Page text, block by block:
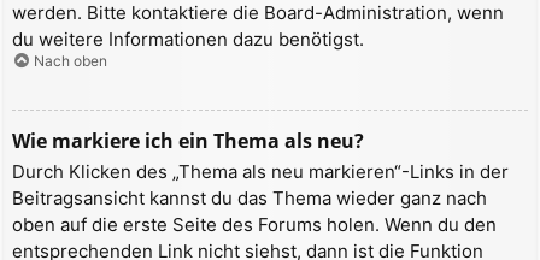
werden. Bitte kontaktiere die Board-Administration, wenn
du weitere Informationen dazu benötigst.
Nach oben
Wie markiere ich ein Thema als neu?
Durch Klicken des „Thema als neu markieren“-Links in der
Beitragsansicht kannst du das Thema wieder ganz nach
oben auf die erste Seite des Forums holen. Wenn du den
entsprechenden Link nicht siehst, dann ist die Funktion